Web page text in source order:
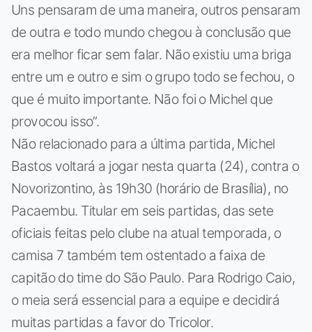
Uns pensaram de uma maneira, outros pensaram
de outra e todo mundo chegou à conclusão que
era melhor ficar sem falar. Não existiu uma briga
entre um e outro e sim o grupo todo se fechou, o
que é muito importante. Não foi o Michel que
provocou isso”.
Não relacionado para a última partida, Michel
Bastos voltará a jogar nesta quarta (24), contra o
Novorizontino, às 19h30 (horário de Brasília), no
Pacaembu. Titular em seis partidas, das sete
oficiais feitas pelo clube na atual temporada, o
camisa 7 também tem ostentado a faixa de
capitão do time do São Paulo. Para Rodrigo Caio,
o meia será essencial para a equipe e decidirá
muitas partidas a favor do Tricolor.